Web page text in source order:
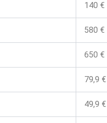
140 €
580 €
650 €
79,9 €
49,9 €